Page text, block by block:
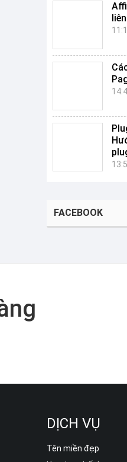
FACEBOOK
DỊCH VỤ
Tên miền đẹp